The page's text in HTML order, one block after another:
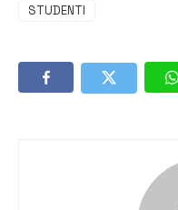
STUDENTI